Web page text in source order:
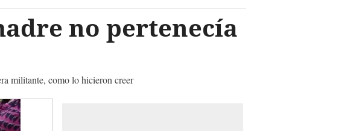
no pertenecía
militante, como lo hicieron creer